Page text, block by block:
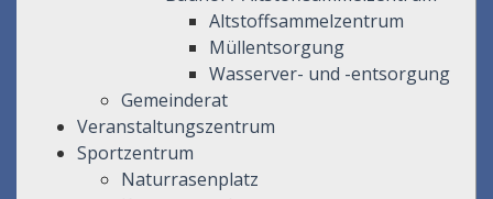
Altstoffsammelzentrum
Müllentsorgung
Wasserver- und -entsorgung
Gemeinderat
Veranstaltungszentrum
Sportzentrum
Naturrasenplatz